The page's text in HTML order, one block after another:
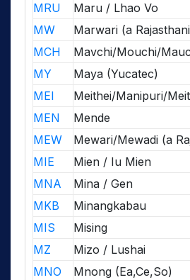
MRU
Maru / Lhao Vo
MW
Marwari (a
MCH
Mavchi/Mouchi/
MY
Maya (Yucatec)
MEI
Meithei/Manipuri/
MEN
Mende
MEW
Mewari/Mewadi (a
MIE
Mien / Iu Mien
MNA
Mina / Gen
MKB
Minangkabau
MIS
Mising
MZ
Mizo / Lushai
MNO
Mnong (Ea,Ce,So)